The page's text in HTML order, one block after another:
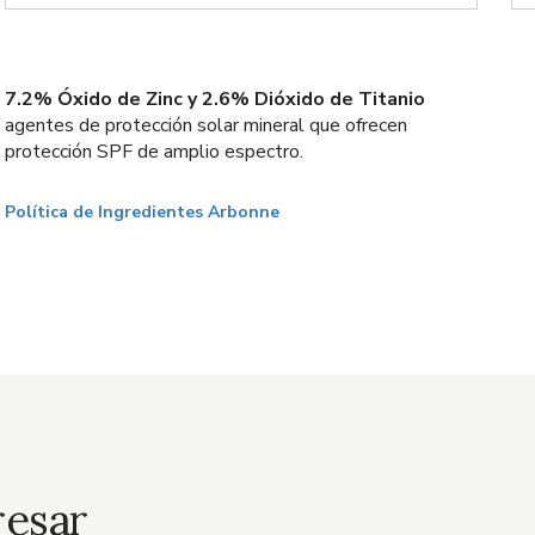
7.2% Óxido de Zinc y 2.6% Dióxido de Titanio
agentes de protección solar mineral que ofrecen
protección SPF de amplio espectro.
Política de Ingredientes Arbonne